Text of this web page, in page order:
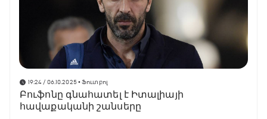
19:24 / 06.10.2025• Ֆուտբոլ
Բուֆոնը գնահատել է Իտալիայի
հավաքականի շանսերը